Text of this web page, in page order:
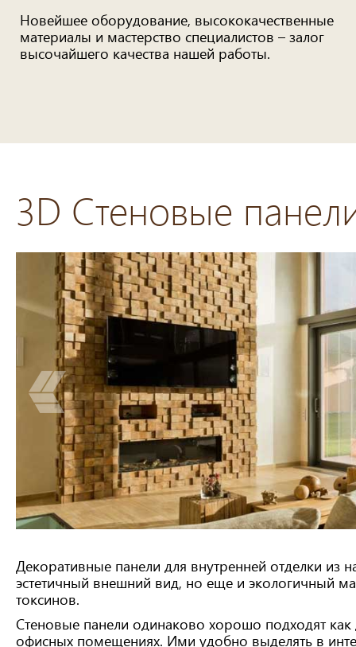
Новейшее оборудование, высококачественные
материалы и мастерство специалистов – залог
высочайшего качества нашей работы.
3D Стеновые
Декоративные панели для внутренней отделки из
эстетичный внешний вид, но еще и экологичный
токсинов.
Стеновые панели одинаково хорошо подходят как
офисных помещениях. Ими удобно выделять в